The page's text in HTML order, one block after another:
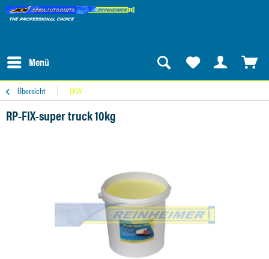
Menü
Übersicht LKW
RP-FIX-super truck 10kg